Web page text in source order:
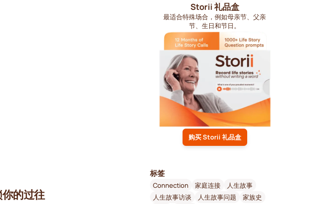
的过往
Storii 礼品盒
最适合特殊场合，例如母亲节、父亲
节、生日和节日。
购买 Storii 礼品盒
标签
Connection 家庭连接
人生故事
人生故事访谈
人生故事问题
家族史